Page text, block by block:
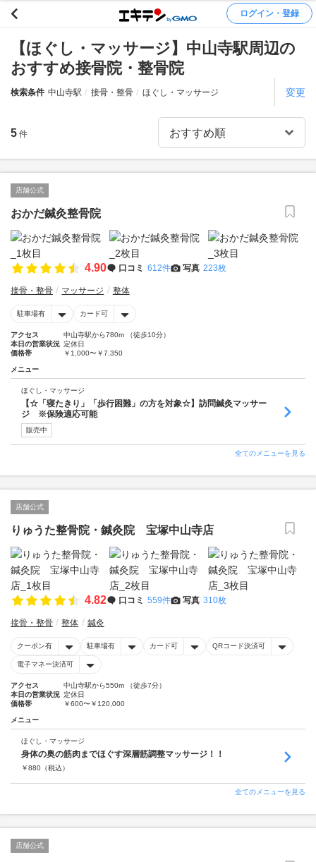
ログイン・登録
【ほぐし・マッサージ】中山寺駅周辺の
おすすめ接骨院・整骨院
検索条件 中山寺駅 接骨・整骨 ほぐし・マッサージ 変更
5 件
店舗公式
おかだ鍼灸整骨院
4.90 口コミ 612件 写真 223枚
接骨・整骨 マッサージ 整体
駐車場有 カード可
アクセス
中山寺駅から780m （徒歩10分）
本日の営業状況 定休日
価格帯
￥1,000〜￥7,350
メニュー
ほぐし・マッサージ
【☆「寝たきり」「歩行困難」の方を対象☆】訪問鍼灸マッサー
ジ ※保険適応可能
販売中
全てのメニューを見る
店舗公式
りゅうた整骨院・鍼灸院 宝塚中山寺店
4.82 口コミ 559件 写真 310枚
接骨・整骨 整体 鍼灸
クーポン有 駐車場有 カード可 QRコード決済可
電子マネー決済可
アクセス
中山寺駅から550m （徒歩7分）
本日の営業状況 定休日
価格帯
￥600〜￥120,000
メニュー
ほぐし・マッサージ
身体の奥の筋肉までほぐす深層筋調整マッサージ！！
￥880 （税込）
全てのメニューを見る
店舗公式